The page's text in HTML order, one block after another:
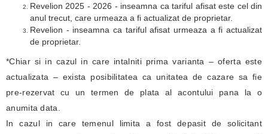
Revelion 2025 - 2026 - inseamna ca tariful afisat este cel din
anul trecut, care urmeaza a fi actualizat de proprietar.
Revelion - inseamna ca tariful afisat urmeaza a fi actualizat
de proprietar.
*Chiar si in cazul in care intalniti prima varianta – oferta este
actualizata – exista posibilitatea ca unitatea de cazare sa fie
pre-rezervat cu un termen de plata al acontului pana la o
anumita data.
In cazul in care temenul limita a fost depasit de solicitant